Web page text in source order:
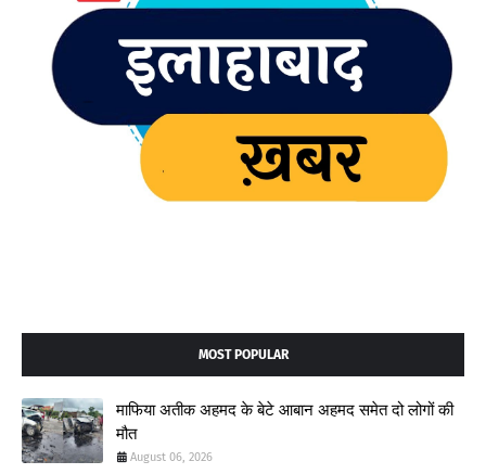
MOST POPULAR
माफिया अतीक अहमद के बेटे आबान अहमद समेत दो लोगों की
मौत
August 06, 2026